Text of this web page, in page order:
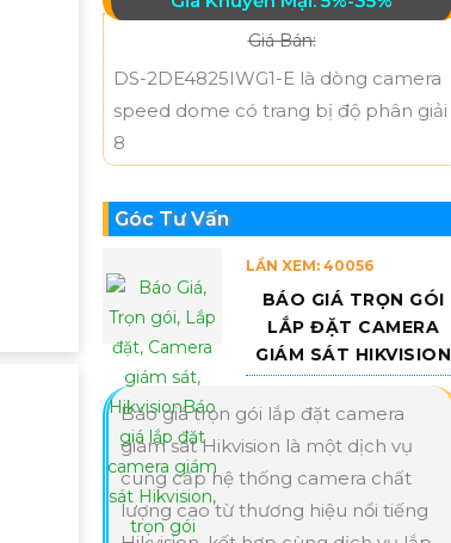
Giá Bán:
DS-2DE4825IWG1-E là dòng camera
speed dome có trang bị độ phân giải
8
Góc Tư Vấn
LẦN XEM: 40056
BÁO GIÁ TRỌN GÓI
LẮP ĐẶT CAMERA
GIÁM SÁT HIKVISION
Báo giá trọn gói lắp đặt camera
giám sát Hikvision là một dịch vụ
cung cấp hệ thống camera chất
lượng cao từ thương hiệu nổi tiếng